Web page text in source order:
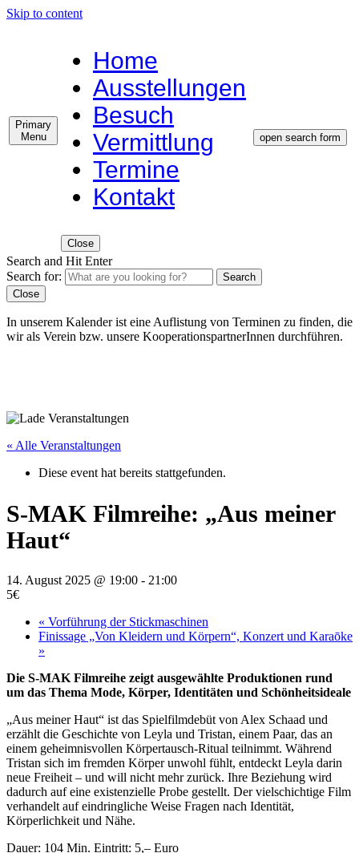
Skip to content
Primary
Menu
Home
Ausstellungen
Besuch
Vermittlung
Termine
Kontakt
Close
open search form
Search and Hit Enter
Search for:
Search
Close
In unserem Kalender ist eine Auflistung von Terminen zu finden, die
wir als Verein bzw. unsere KooperationspartnerInnen durchführen.
« Alle Veranstaltungen
Diese event hat bereits stattgefunden.
S‑MAK Filmreihe: „Aus meiner
Haut“
14. August 2025 @ 19:00 - 21:00
5€
« Vorführung der Stickmaschinen
Finissage „Von Kleidern und Körpern“, Konzert und Karaōke
»
Die S‑MAK Filmreihe zeigt ausgewählte Produktionen rund
um das Thema Mode, Körper, Identitäten und Schönheitsideale
„Aus meiner Haut“ ist das Spielfilmdebüt von Alex Schaad und
erzählt die Geschichte von Leyla und Tristan, einem Paar, das an
einem geheimnisvollen Körpertausch-Ritual teilnimmt. Während
Tristan sich im fremden Körper unwohl fühlt, entdeckt Leyla darin
neue Freiheit – und will nicht mehr zurück. Ihre Beziehung wird
dadurch auf eine existenzielle Probe gestellt. Der vielschichtige Film
verhandelt auf eindringliche Weise Fragen nach Identität,
Körperlichkeit und Nähe.
Dauer: 104 Min. Eintritt: 5,– Euro